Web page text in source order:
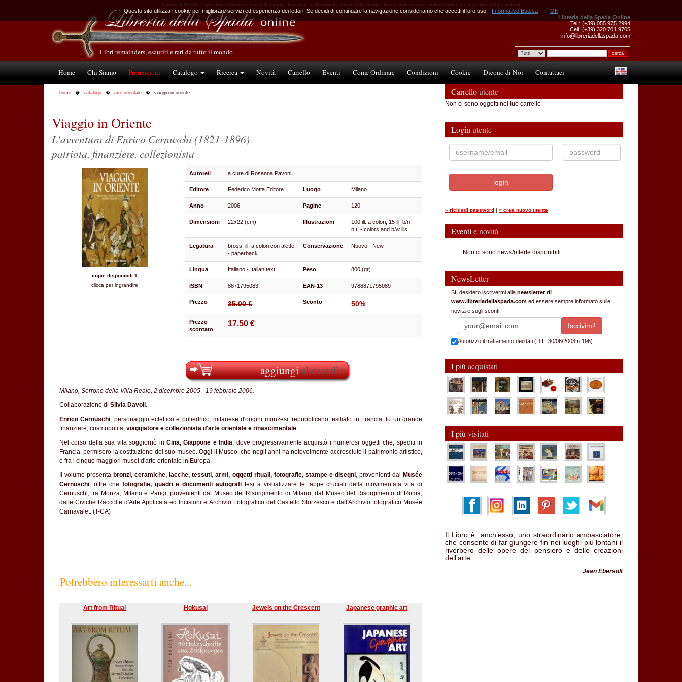
Viaggio in Oriente L'avventura di Enrico Cernuschi patriota, finanziere, collezionista Libreria della Spada Libri esauriti antichi e moderni Libri rari e di pregio da tutto il mond
Libreria della Spada Online
Tel.: (+39) 055 975 2994
Cell. (+39) 320 701 9705
info@libreriadellaspada.com
Libri remainders, esauriti e rari da tutto il mondo
Home Chi Siamo Promozioni Catalogo Ricerca Novità Carrello Eventi Come Ordinare Condizioni Cookie Dicono di Noi Contattaci
home catalogo arte orientale viaggio in oriente
Viaggio in Oriente
L'avventura di Enrico Cernuschi (1821-1896)
patriota, finanziere, collezionista
copie disponibili 1
clicca per ingrandire
Autore/i a cure di Rosanna Pavoni
Editore Federico Motta Editore Luogo Milano
Anno 2006 Pagine 120
Dimensioni 22x22 (cm) Illustrazioni
100 ill. a colori, 15 ill. b/n
n.t. - colors and b/w ills
Legatura
bross. ill. a colori con alette
- paperback
Conservazione Nuovo - New
Lingua Italiano - Italian text Peso 800 (gr)
ISBN 8871795083 EAN-13 9788871795089
Prezzo 35.00 € Sconto 50%
Prezzo
scontato
17.50 €
aggiungial carrello
Milano, Serrone della Villa Reale, 2 dicembre 2005 - 19 febbraio 2006.
Collaborazione di Silvia Davoli.
Enrico Cernuschi, personaggio eclettico e poliedrico, milanese d'origini monzesi, repubblicano, esiliato in Francia, fu un grande
finanziere, cosmopolita, viaggiatore e collezionista d'arte orientale e rinascimentale.
Nel corso della sua vita soggiornò in Cina, Giappone e India, dove progressivamente acquistò i numerosi oggetti che, spediti in
Francia, permisero la costituzione del suo museo. Oggi il Museo, che negli anni ha notevolmente accresciuto il patrimonio artistico,
è fra i cinque maggiori musei d'arte orientale in Europa.
Il volume presenta bronzi, ceramiche, lacche, tessuti, armi, oggetti rituali, fotografie, stampe e disegni, provenienti dal
Musée
Cernuschi, oltre che fotografie, quadri e documenti autografi tesi a visualizzare le tappe cruciali della movimentata vita di
Cernuschi, tra Monza, Milano e Parigi, provenienti dal Museo del Risorgimento di Milano, dal Museo del Risorgimento di Roma,
dalle Civiche Raccolte d'Arte Applicata ed Incisioni e Archivio Fotografico del Castello Sforzesco e dall'Archivio fotografico Musée
Carnavalet. (T-CA)
Potrebbero interessarti anche...
Art from Ritual Hokusai Jewels on the Crescent Japanese graphic art
Carrelloutente
Non ci sono oggetti nel tuo carrello
Login utente
» richiedi password | » crea nuovo utente
Eventi e novità
...Non ci sono news/offerte disponibili.
NewsLetter
Sì, desidero iscrivermi alla newsletter di
www.libreriadellaspada.com ed essere sempre informato sulle
novità e sugli sconti.
Autorizzo il trattamento dei dati (D.L. 30/06/2003 n.196)
I più acquistati
I più visitati
Il Libro è, anch’esso, uno straordinario ambasciatore,
che consente di far giungere fin nei luoghi più lontani il
riverbero delle opere del pensiero e delle creazioni
dell’arte.
Jean Ebersolt
Questo sito utilizza i cookie per migliorare servizi ed esperienza dei lettori. Se decidi di continuare la navigazione consideriamo che accetti il loro uso. Informativa Estesa OK